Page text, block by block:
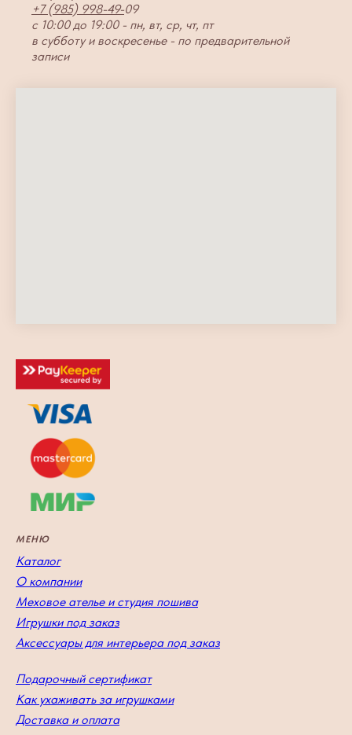
+7 (985) 998-49-09
с 10:00 до 19:00 - пн, вт, ср, чт, пт
в субботу и воскресенье - по предварительной
записи
МЕНЮ
Каталог
О компании
Меховое ателье и студия пошива
Игрушки под заказ
Аксессуары для интерьера под заказ
Подарочный сертификат
Как ухаживать за игрушками
Доставка и оплата